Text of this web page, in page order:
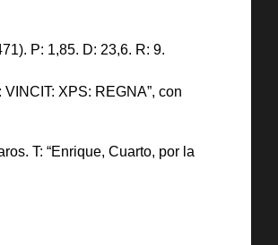
P: 1,85. D: 23,6. R: 9.
XPS: REGNA”, con
T: “Enrique, Cuarto, por la